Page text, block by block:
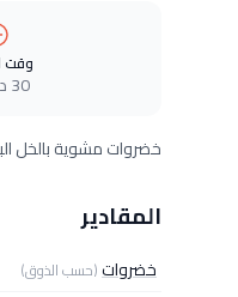
وقت
30 دقيقة
خضروات مشوية بالخل
المقادير
خضروات(حسب الذوق)